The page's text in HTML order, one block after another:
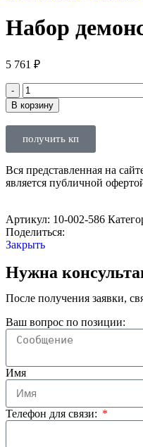
Набор
5 761 ₽
В корзину
получить кп
Вся представленная на
является публичной
Артикул: 10-002-586
Поделиться:
Закрыть
Нужна
После получения заявки,
Ваш вопрос по позиции:
Имя
Телефон для связи: